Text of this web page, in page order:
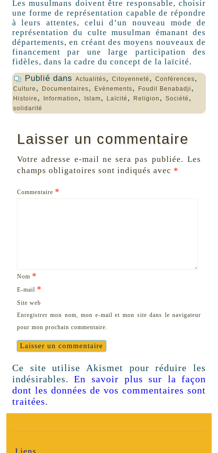
Les musulmans doivent être responsable, choisir
une forme de représentation capable de répondre
à leurs attentes, celui d’un nouveau mode de
représentation du culte musulman émanant des
départements, en créant des moyens nouveaux de
financement par une large participation des
fidèles, dans la cadre du concept de la laïcité.
Publié dans Actualités, Citoyenneté , Conférences,
Culture , Documentaires, Evènements, Foudil Benabadji ,
Histoire , Information , Islam, Laïcité , Religion , Société ,
solidarité
Laisser un commentaire
Votre adresse e-mail ne sera pas publiée. Les
champs obligatoires sont indiqués avec *
Commentaire *
Nom *
E-mail *
Site web
Enregistrer mon nom, mon e-mail et mon site dans le navigateur
pour mon prochain commentaire.
Ce site utilise Akismet pour réduire les
indésirables.En savoir plus sur la façon
dont les données de vos commentaires sont
traitées.